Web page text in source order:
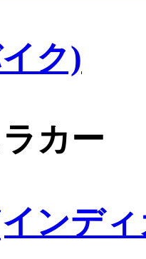
ク)
カー
ンデ